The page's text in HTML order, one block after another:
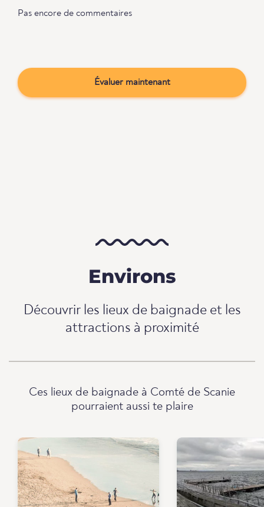
Pas encore de commentaires
Évaluer maintenant
Environs
Découvrir les lieux de baignade et les
attractions à proximité
Ces lieux de baignade à Comté de Scanie
pourraient aussi te plaire